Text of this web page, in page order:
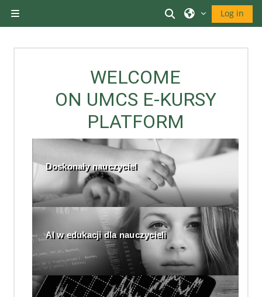
Toggle search
Log in
WELCOME
ON UMCS E-KURSY
PLATFORM
Doskonały nauczyciel
AI w edukacji dla nauczycieli